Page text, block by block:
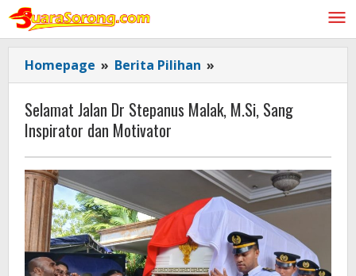
Lewati
konten
Homepage » Berita Pilihan »
Jalan
Dr
Stepanus
M.Si,
Sang
Inspirator
dan
Motivator
Selamat Jalan Dr Stepanus Malak, M.Si, Sang
Inspirator dan Motivator